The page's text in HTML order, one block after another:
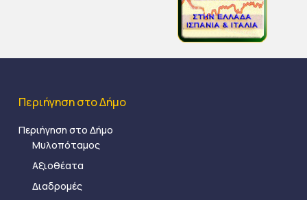
Περιήγηση στο Δήμο
Περιήγηση στο Δήμο
Μυλοπόταμος
Αξιοθέατα
Διαδρομές